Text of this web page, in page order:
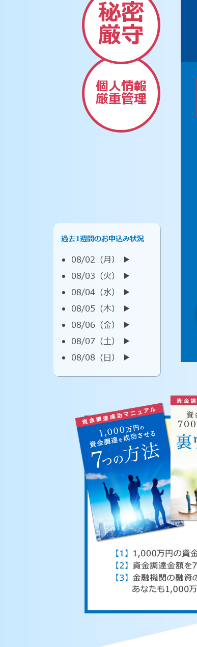
秘密
厳守
個人情報
厳重管理
過去1週間のお申込み状況
08/02（月） ▶︎
08/03（火） ▶︎
08/04（水） ▶︎
08/05（木） ▶︎
08/06（金） ▶︎
08/07（土） ▶︎
08/08（日） ▶︎